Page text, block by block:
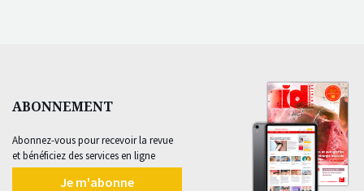
ABONNEMENT
Abonnez-vous pour recevoir la revue
et bénéficiez des services en ligne
Je m'abonne